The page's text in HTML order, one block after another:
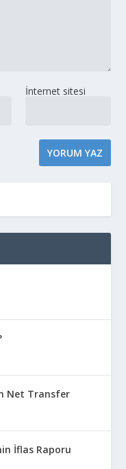
İnternet sitesi
Net Transfer
İflas Raporu